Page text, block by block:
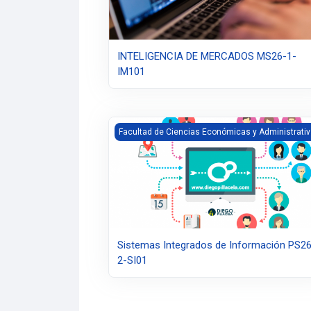
INTELIGENCIA DE MERCADOS MS26-1-
IM101
Sistemas Integrados de Información PS26-
Facultad de Ciencias Económicas y
Sistemas Integrados de Información
2-SI01